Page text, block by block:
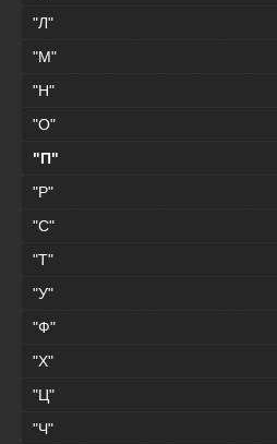
"Л"
"М"
"Н"
"О"
"П"
"Р"
"С"
"Т"
"У"
"Ф"
"Х"
"Ц"
"Ч"